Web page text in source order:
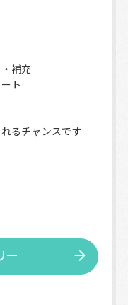
補充
ト
るチャンスです
ー